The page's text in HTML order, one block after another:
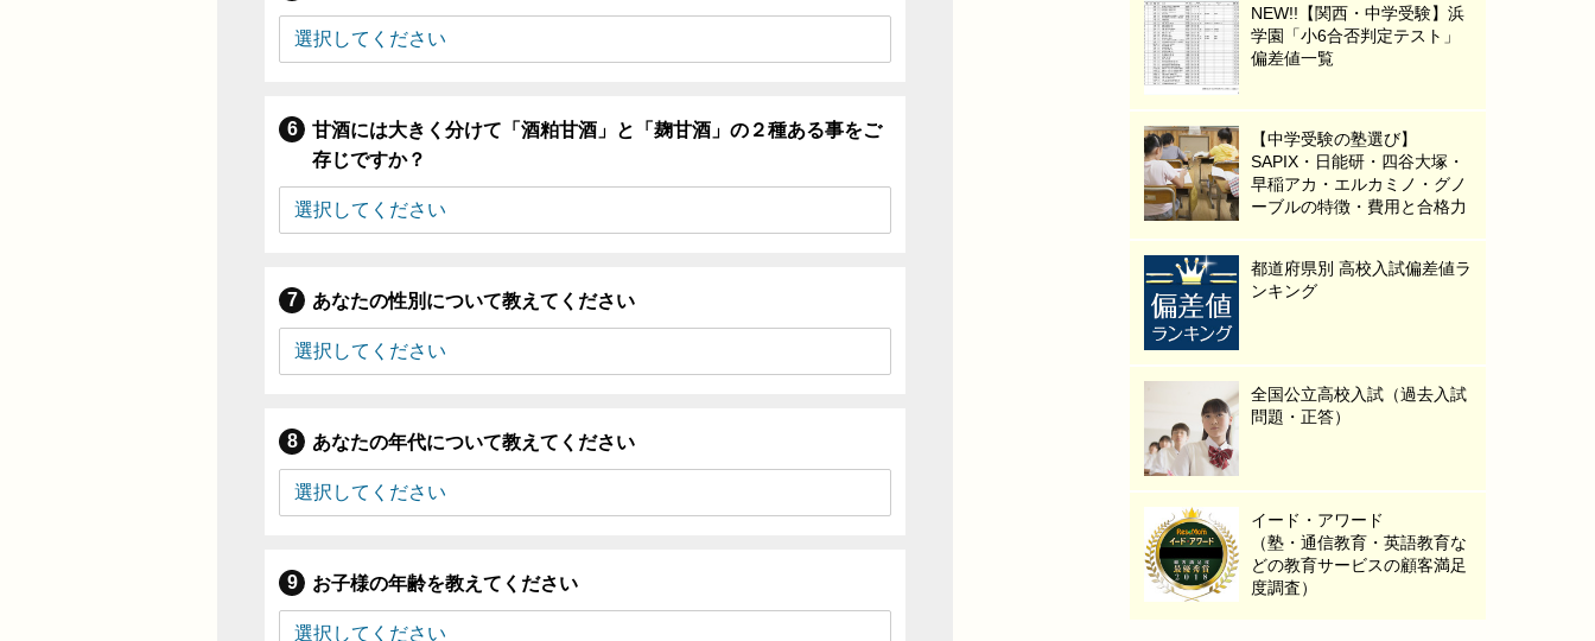
甘酒には大きく分けて「酒粕甘酒」と「麹甘酒」の２種ある事をご
存じですか？
あなたの性別について教えてください
あなたの年代について教えてください
お子様の年齢を教えてください
NEW!!【関西・中学受験】浜
学園「小6合否判定テスト」
偏差値一覧
【中学受験の塾選び】
SAPIX・日能研・四谷大塚・
早稲アカ・エルカミノ・グノ
ーブルの特徴・費用と合格力
都道府県別 高校入試偏差値ラ
ンキング
全国公立高校入試（過去入試
問題・正答）
イード・アワード
（塾・通信教育・英語教育な
どの教育サービスの顧客満足
度調査）